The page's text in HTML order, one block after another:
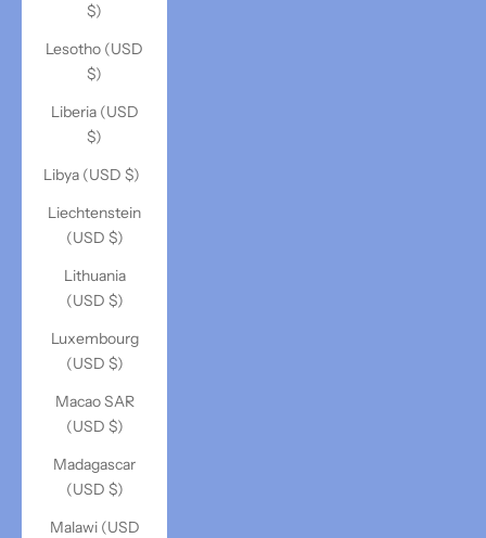
$)
Lesotho (USD
$)
Liberia (USD
$)
Libya (USD $)
Liechtenstein
(USD $)
Lithuania
(USD $)
Luxembourg
(USD $)
Macao SAR
(USD $)
Madagascar
(USD $)
Malawi (USD